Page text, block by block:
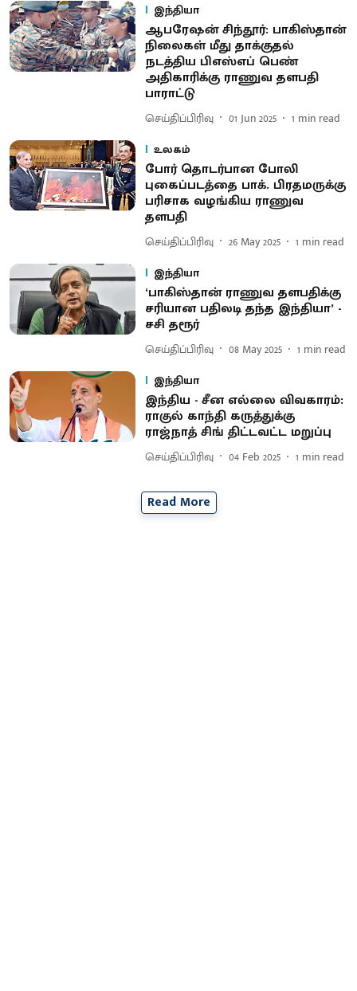
இந்தியா
ஆபரேஷன் சிந்தூர்: பாகிஸ்தான்
நிலைகள் மீது தாக்குதல்
நடத்திய பிஎஸ்எப் பெண்
அதிகாரிக்கு ராணுவ தளபதி
பாராட்டு
செய்திப்பிரிவு 01 Jun 2025 1 min read
உலகம்
போர் தொடர்பான போலி
புகைப்படத்தை பாக். பிரதமருக்கு
பரிசாக வழங்கிய ராணுவ
தளபதி
செய்திப்பிரிவு 26 May 2025 1 min read
இந்தியா
‘பாகிஸ்தான் ராணுவ தளபதிக்கு
சரியான பதிலடி தந்த இந்தியா’ -
சசி தரூர்
செய்திப்பிரிவு 08 May 2025 1 min read
இந்தியா
இந்திய - சீன எல்லை விவகாரம்:
ராகுல் காந்தி கருத்துக்கு
ராஜ்நாத் சிங் திட்டவட்ட மறுப்பு
செய்திப்பிரிவு 04 Feb 2025 1 min read
Read More